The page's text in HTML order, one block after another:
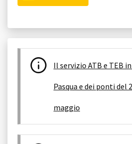
Il servizio ATB e TEB
Pasqua e dei ponti del
maggio